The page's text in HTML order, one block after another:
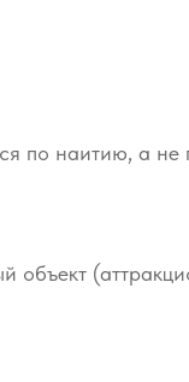
по наитию, а не